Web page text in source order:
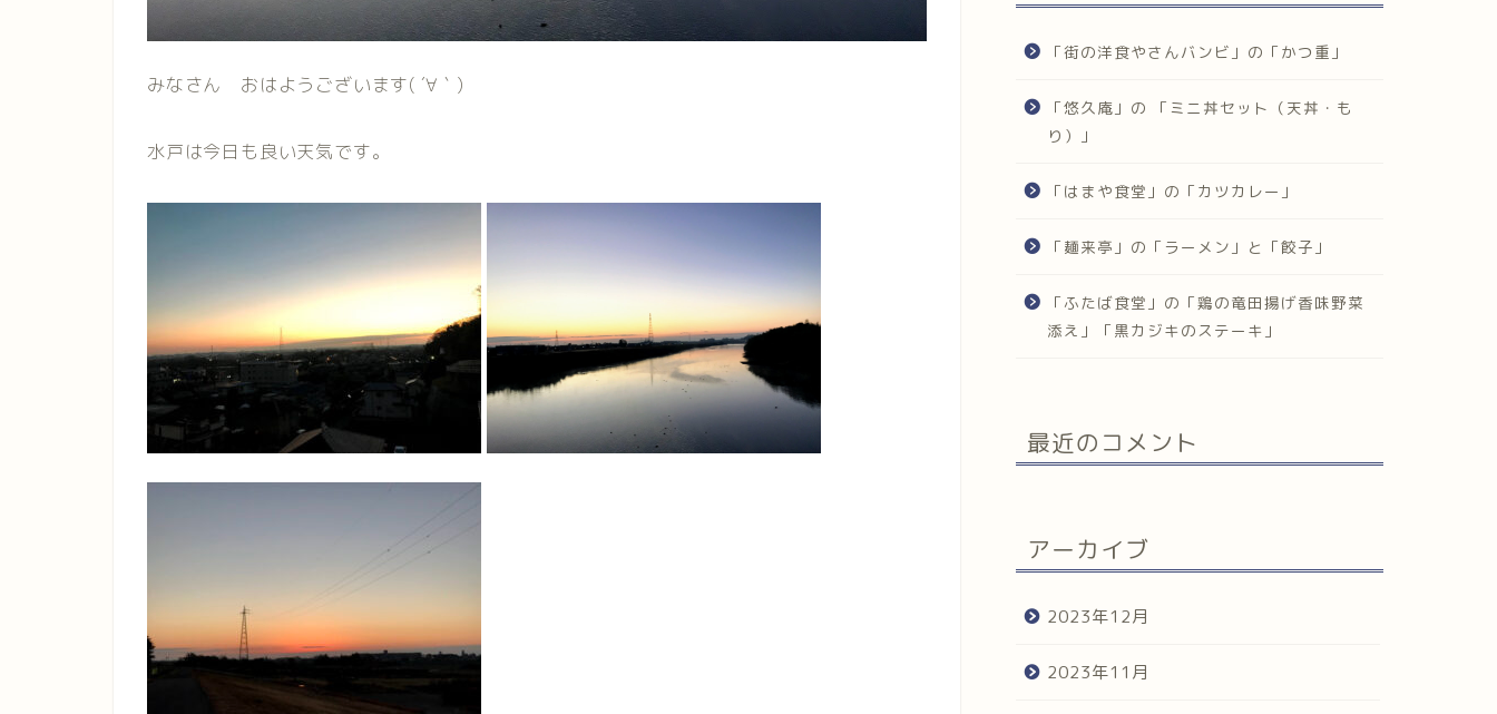
みなさん おはようございます( ´∀｀)
水戸は今日も良い天気です。
「街の洋食やさんバンビ」の「かつ重」
「悠久庵」の 「ミニ丼セット（天丼・も
り）」
「はまや食堂」の「カツカレー」
「麺来亭」の「ラーメン」と「餃子」
「ふたば食堂」の「鶏の竜田揚げ香味野菜
添え」「黒カジキのステーキ」
最近のコメント
アーカイブ
2023年12月
2023年11月